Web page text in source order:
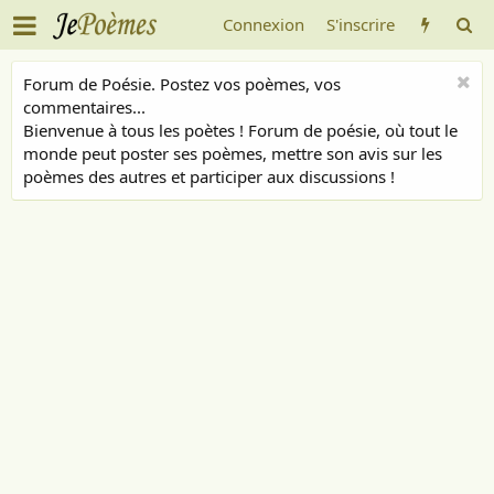
Connexion S'inscrire
Forum de Poésie. Postez vos poèmes, vos
commentaires...
Bienvenue à tous les poètes ! Forum de poésie, où tout le
monde peut poster ses poèmes, mettre son avis sur les
poèmes des autres et participer aux discussions !